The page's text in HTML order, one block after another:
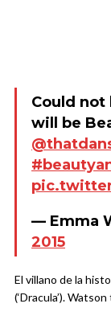
Could not
will be
— Emma
2015
El villano de la
(‘Dracula’).